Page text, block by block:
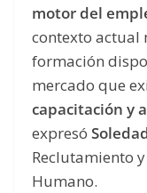
motor del
contexto actual
formación
mercado que
capacitación y
expresó
Reclutamiento
Humano.